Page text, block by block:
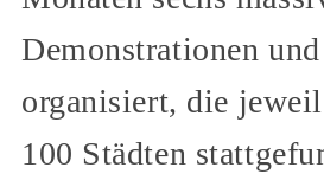
Demonstrationen
organisiert, die
100 Städten